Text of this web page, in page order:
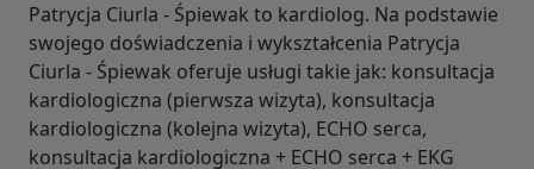
Patrycja Ciurla - Śpiewak to kardiolog. Na podstawie
swojego doświadczenia i wykształcenia Patrycja
Ciurla - Śpiewak oferuje usługi takie jak: konsultacja
kardiologiczna (pierwsza wizyta), konsultacja
kardiologiczna (kolejna wizyta), ECHO serca,
konsultacja kardiologiczna + ECHO serca + EKG